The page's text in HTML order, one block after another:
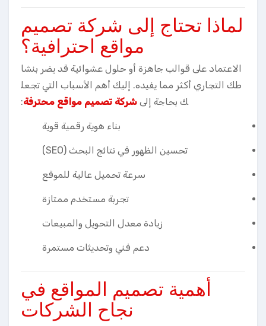
لماذا تحتاج إلى شركة تصميم
مواقع احترافية؟
الاعتماد على قوالب جاهزة أو حلول عشوائية قد يضر بنشا
طك التجاري أكثر مما يفيده. إليك أهم الأسباب التي تجعل
ك بحاجة إلى شركة تصميم مواقع محترفة:
بناء هوية رقمية قوية
تحسين الظهور في نتائج البحث (SEO)
سرعة تحميل عالية للموقع
تجربة مستخدم ممتازة
زيادة معدل التحويل والمبيعات
دعم فني وتحديثات مستمرة
أهمية تصميم المواقع في
نجاح الشركات